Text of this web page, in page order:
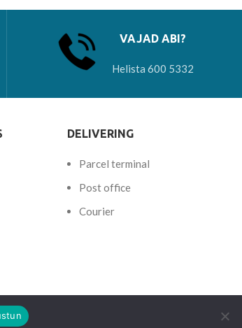
VAJAD ABI?
Helista 600 5332
DELIVERING
Parcel terminal
Post office
Courier